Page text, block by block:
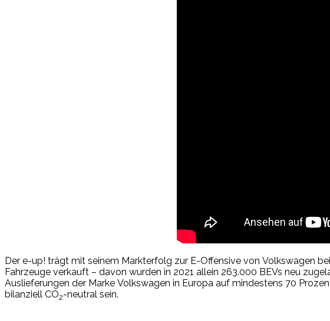
Der e-up! trägt mit seinem Markterfolg zur E-Offensive von Volkswagen
Fahrzeuge verkauft – davon wurden in 2021 allein 263.000 BEVs neu
Auslieferungen der Marke Volkswagen in Europa auf mindestens 70
bilanziell CO2-neutral sein.